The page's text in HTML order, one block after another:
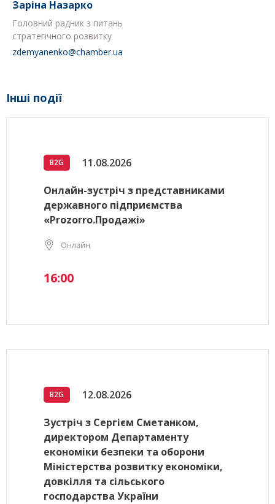
Заріна Назарко
Головний радник з питань
стратегічного розвитку
zdemyanenko@chamber.ua
Інші події
B2G 11.08.2026
Онлайн-зустріч з представниками
державного підприємства
«Prozorro.Продажі»
Онлайн
16:00
B2G 12.08.2026
Зустріч з Сергієм Сметанком,
директором Департаменту
економіки безпеки та оборони
Міністерства розвитку економіки,
довкілля та сільського
господарства України